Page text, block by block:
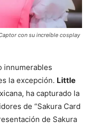
con su increíble cosplay
innumerables
la excepción. Little
ha capturado la
de “Sakura Card
de Sakura